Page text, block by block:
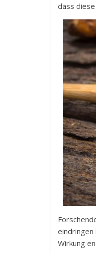
dass
eindringen
Wirkung